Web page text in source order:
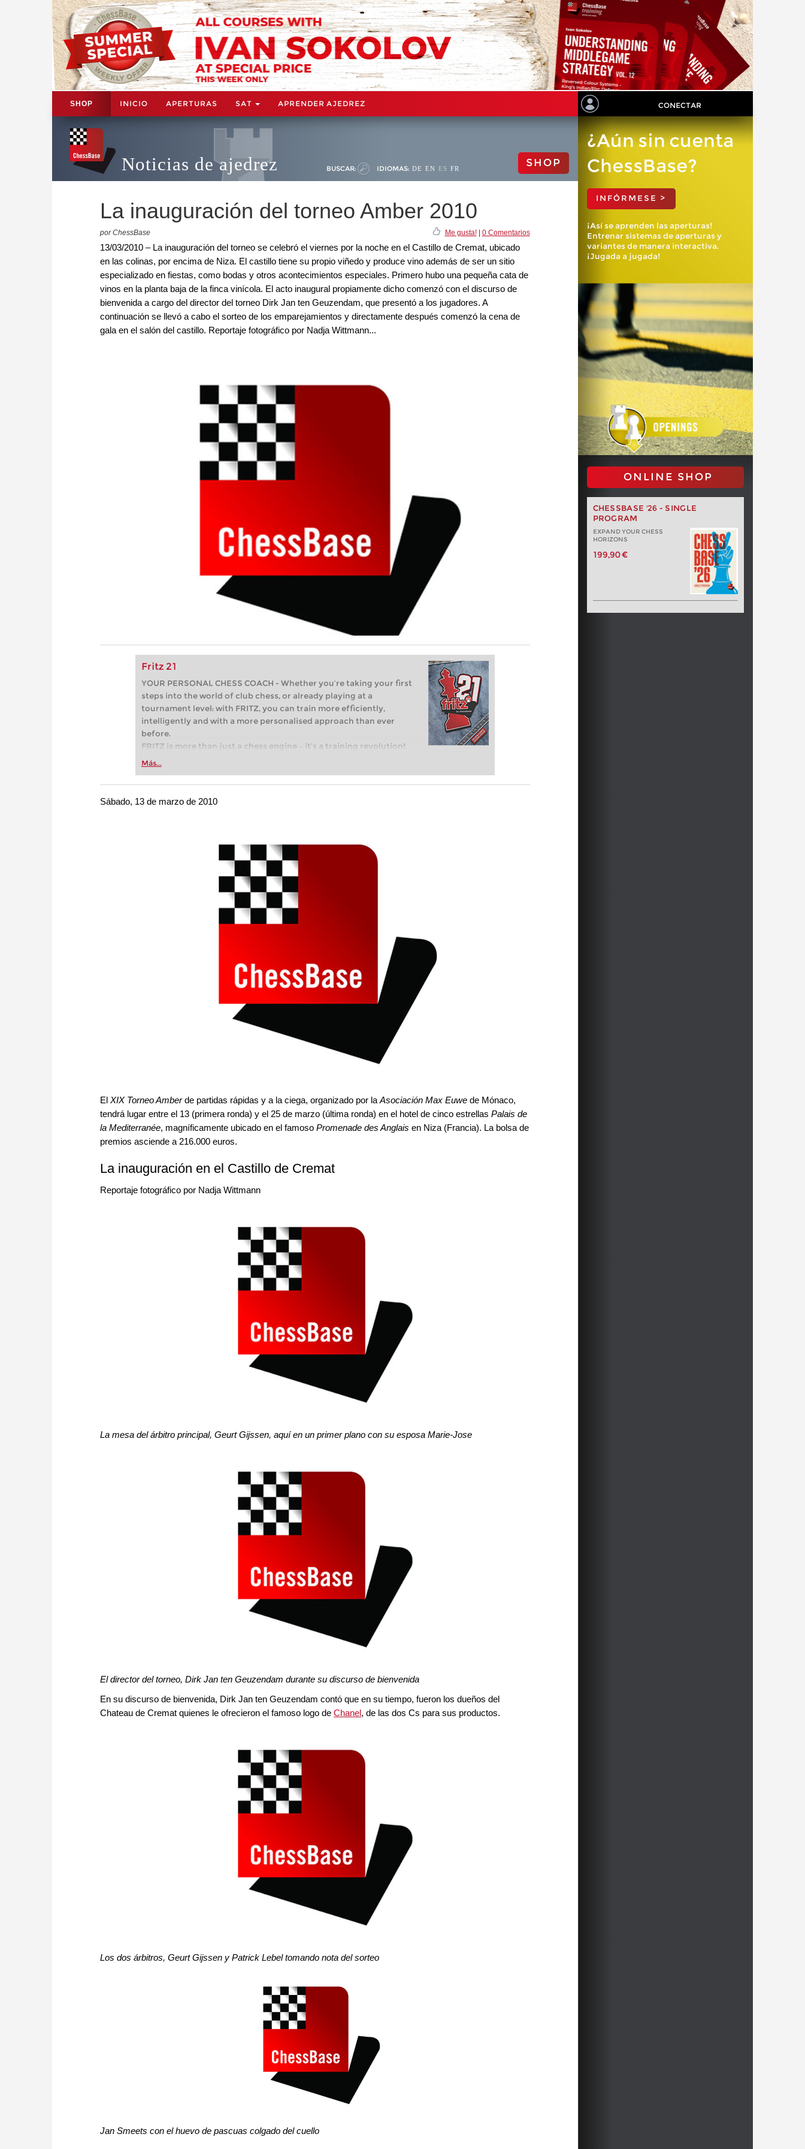
SHOP INICIO APERTURAS SAT APRENDER AJEDREZ CONECTAR
Noticias de ajedrez BUSCAR: IDIOMAS: DE EN ES FR SHOP
La inauguración del torneo Amber 2010
por ChessBase Me gusta!| 0 Comentarios
13/03/2010 – La inauguración del torneo se celebró el viernes por la noche en el Castillo de Cremat, ubicado
en las colinas, por encima de Niza. El castillo tiene su propio viñedo y produce vino además de ser un sitio
especializado en fiestas, como bodas y otros acontecimientos especiales. Primero hubo una pequeña cata de
vinos en la planta baja de la finca vinícola. El acto inaugural propiamente dicho comenzó con el discurso de
bienvenida a cargo del director del torneo Dirk Jan ten Geuzendam, que presentó a los jugadores. A
continuación se llevó a cabo el sorteo de los emparejamientos y directamente después comenzó la cena de
gala en el salón del castillo. Reportaje fotográfico por Nadja Wittmann...
Fritz 21
YOUR PERSONAL CHESS COACH - Whether you’re taking your first
steps into the world of club chess, or already playing at a
tournament level: with FRITZ, you can train more efficiently,
intelligently and with a more personalised approach than ever
before.
FRITZ is more than just a chess engine – it’s a training revolution!
Whether you’re taking your first steps into the world of club chess,
more efficiently, intelligently and with a more personalised
approach than ever before.
Más...
¿Aún sin cuenta
ChessBase?
INFÓRMESE >
¡Así se aprenden las aperturas!
Entrenar sistemas de aperturas y
variantes de manera interactiva.
¡Jugada a jugada!
ONLINE SHOP
CHESSBASE '26 - SINGLE
PROGRAM
EXPAND YOUR CHESS
HORIZONS
199,90 €
Sábado, 13 de marzo de 2010
El XIX Torneo Amberde partidas rápidas y a la ciega, organizado por la Asociación Max Euwe de Mónaco,
tendrá lugar entre el 13 (primera ronda) y el 25 de marzo (última ronda) en el hotel de cinco estrellas Palais de
la Mediterranée, magníficamente ubicado en el famoso Promenade des Anglais en Niza (Francia). La bolsa de
premios asciende a 216.000 euros.
La inauguración en el Castillo de Cremat
Reportaje fotográfico por Nadja Wittmann
La mesa del árbitro principal, Geurt Gijssen, aquí en un primer plano con su esposa Marie-Jose
El director del torneo, Dirk Jan ten Geuzendam durante su discurso de bienvenida
En su discurso de bienvenida, Dirk Jan ten Geuzendam contó que en su tiempo, fueron los dueños del
Chateau de Cremat quienes le ofrecieron el famoso logo de Chanel, de las dos Cs para sus productos.
Los dos árbitros, Geurt Gijssen y Patrick Lebel tomando nota del sorteo
Jan Smeets con el huevo de pascuas colgado del cuello